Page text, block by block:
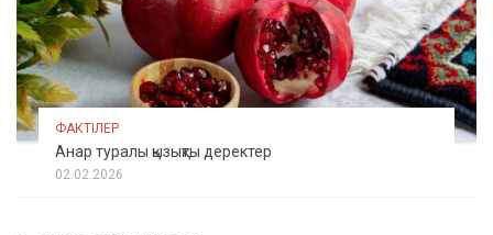
ФАКТІЛЕР
Анар туралы қызықты деректер
02.02.2026